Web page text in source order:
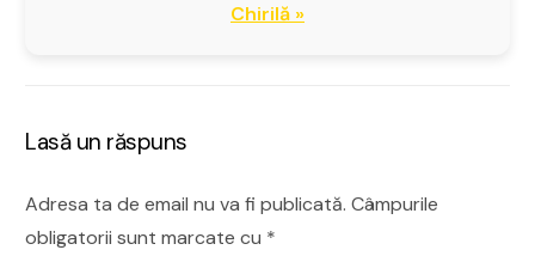
Chirilă »
Lasă un răspuns
Adresa ta de email nu va fi publicată. Câmpurile
obligatorii sunt marcate cu *